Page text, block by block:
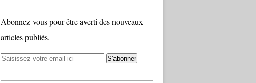
Abonnez-vous pour être averti des nouveaux
articles publiés.